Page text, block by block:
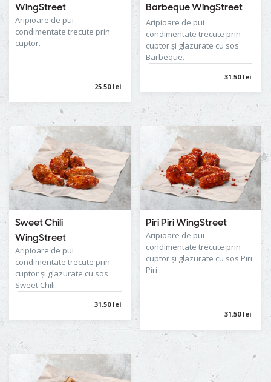
WingStreet
Aripioare de pui
condimentate trecute prin
cuptor.
25.50 lei
Barbeque WingStreet
Aripioare de pui
condimentate trecute prin
cuptor şi glazurate cu sos
Barbeque.
31.50 lei
Sweet Chili
WingStreet
Aripioare de pui
condimentate trecute prin
cuptor şi glazurate cu sos
Sweet Chili.
31.50 lei
Piri Piri WingStreet
Aripioare de pui
condimentate trecute prin
cuptor şi glazurate cu sos Piri
Piri ..
31.50 lei